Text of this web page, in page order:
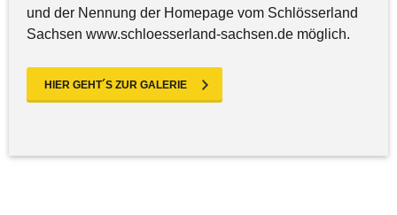
und der Nennung der Homepage vom Schlösserland
Sachsen www.schloesserland-sachsen.de möglich.
HIER GEHT´S ZUR GALERIE